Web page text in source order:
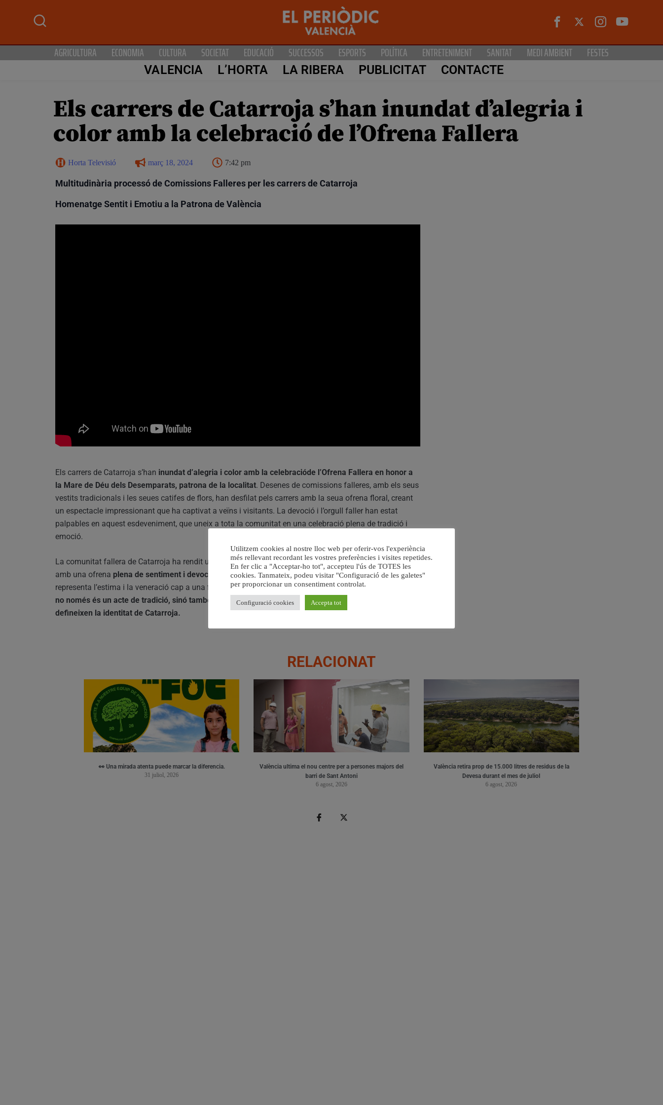
AGRICULTURA ECONOMIA CULTURA SOCIETAT EDUCACIÓ SUCCESSOS ESPORTS POLÍTICA ENTRETENIMENT SANITAT MEDI AMBIENT FESTES
VALENCIA L’HORTA LA RIBERA PUBLICITAT CONTACTE
Els carrers de Catarroja s’han inundat d’alegria i
color amb la celebració de l’Ofrena Fallera
Horta Televisió març 18, 2024 7:42 pm
Multitudinària processó de Comissions Falleres per les carrers de Catarroja
Homenatge Sentit i Emotiu a la Patrona de València
Els carrers de Catarroja s’han inundat d’alegria i color amb la celebracióde l’Ofrena Fallera en honor a
la Mare de Déu dels Desemparats, patrona de la localitat. Desenes de comissions falleres, amb els seus
vestits tradicionals i les seues catifes de flors, han desfilat pels carrers amb la seua ofrena floral, creant
un espectacle impressionant que ha captivat a veïns i visitants. La devoció i l’orgull faller han estat
palpables en aquest esdeveniment, que uneix a tota la comunitat en una celebració plena de tradició i
emoció.
La comunitat fallera de Catarroja ha rendit un emotiu homenatge a la Mare de Déu dels Desemparats
amb una ofrena plena de sentiment i devoció.
Cada flor dipositada als peus de la imatge de la patrona
representa l’estima i la veneració cap a una figura tan estimada per tots els catarrojins.L’Ofrena Fallera
no només és un acte de tradició, sinó també un recordatori dels valors i les arrels culturals que
defineixen la identitat de Catarroja.
RELACIONAT
👀 Una mirada atenta puede marcar la diferencia.
31 juliol, 2026
València ultima el nou centre per a persones majors del
barri de Sant Antoni
6 agost, 2026
València retira prop de 15.000 litres de residus de la
Devesa durant el mes de juliol
6 agost, 2026
Utilitzem cookies al nostre lloc web per oferir-vos l'experiència
més rellevant recordant les vostres preferències i visites repetides.
En fer clic a "Acceptar-ho tot", accepteu l'ús de TOTES les
cookies. Tanmateix, podeu visitar "Configuració de les galetes"
per proporcionar un consentiment controlat.
Configuració cookies Accepta tot